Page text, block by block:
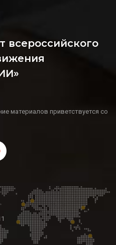
всероссийского
материалов приветствуется со